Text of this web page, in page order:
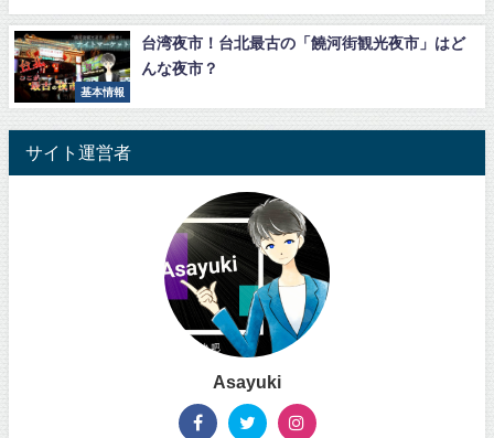
基本情報
台湾夜市！台北最古の「饒河街観光夜市」はど
んな夜市？
サイト運営者
Asayuki